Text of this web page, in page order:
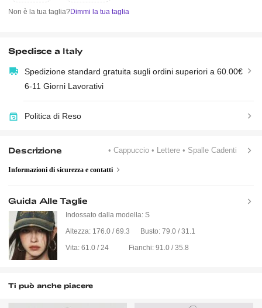
Non è la tua taglia?Dimmi la tua taglia
Spedisce a Italy
Spedizione standard gratuita sugli ordini superiori a 60.00€
6-11 Giorni Lavorativi
Politica di Reso
Descrizione • Cappuccio• Lettere• Spalle Cadenti
Informazioni di sicurezza e contatti
Guida Alle Taglie
Indossato dalla modella: S
Altezza: 176.0 / 69.3 Busto: 79.0 / 31.1
Vita: 61.0 / 24 Fianchi: 91.0 / 35.8
Ti può anche piacere